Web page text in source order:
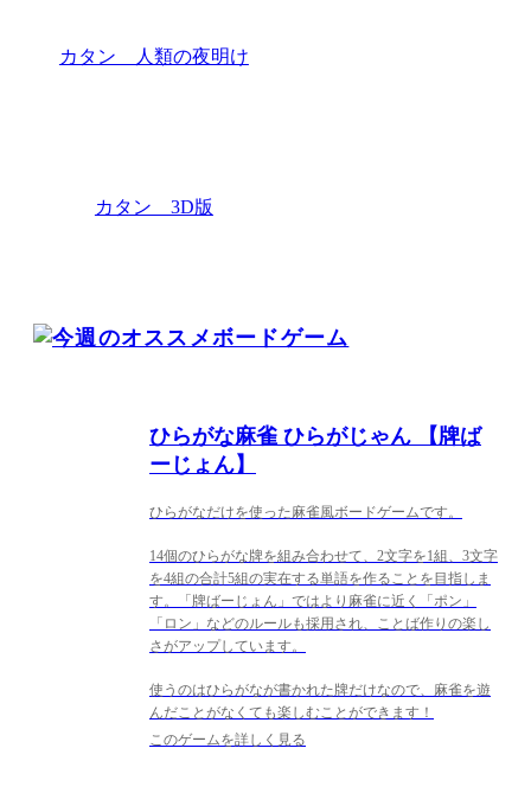
カタン 人類の夜明け
カタン 3D版
ひらがな麻雀 ひらがじゃん 【牌ば
ーじょん】
ひらがなだけを使った麻雀風ボードゲームです。
14個のひらがな牌を組み合わせて、2文字を1組、3文字
を4組の合計5組の実在する単語を作ることを目指しま
す。「牌ばーじょん」ではより麻雀に近く「ポン」
「ロン」などのルールも採用され、ことば作りの楽し
さがアップしています。
使うのはひらがなが書かれた牌だけなので、麻雀を遊
んだことがなくても楽しむことができます！
このゲームを詳しく見る